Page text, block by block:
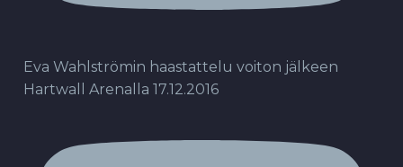
Eva Wahlströmin haastattelu voiton jälkeen
Hartwall Arenalla 17.12.2016